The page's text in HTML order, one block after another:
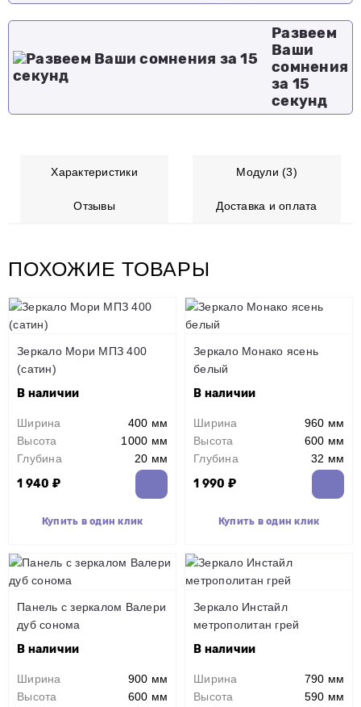
Развеем
Ваши
сомнения
за 15
секунд
Характеристики Модули (3)
Отзывы Доставка и оплата
ПОХОЖИЕ ТОВАРЫ
Зеркало Мори МПЗ 400
(сатин)
В наличии
Ширина
400 мм
Высота
1000 мм
Глубина
20 мм
1 940 ₽
Купить в один клик
Зеркало Монако ясень
белый
В наличии
Ширина
960 мм
Высота
600 мм
Глубина
32 мм
1 990 ₽
Купить в один клик
Панель с зеркалом Валери
дуб сонома
В наличии
Ширина
900 мм
Высота
600 мм
Зеркало Инстайл
метрополитан грей
В наличии
Ширина
790 мм
Высота
590 мм